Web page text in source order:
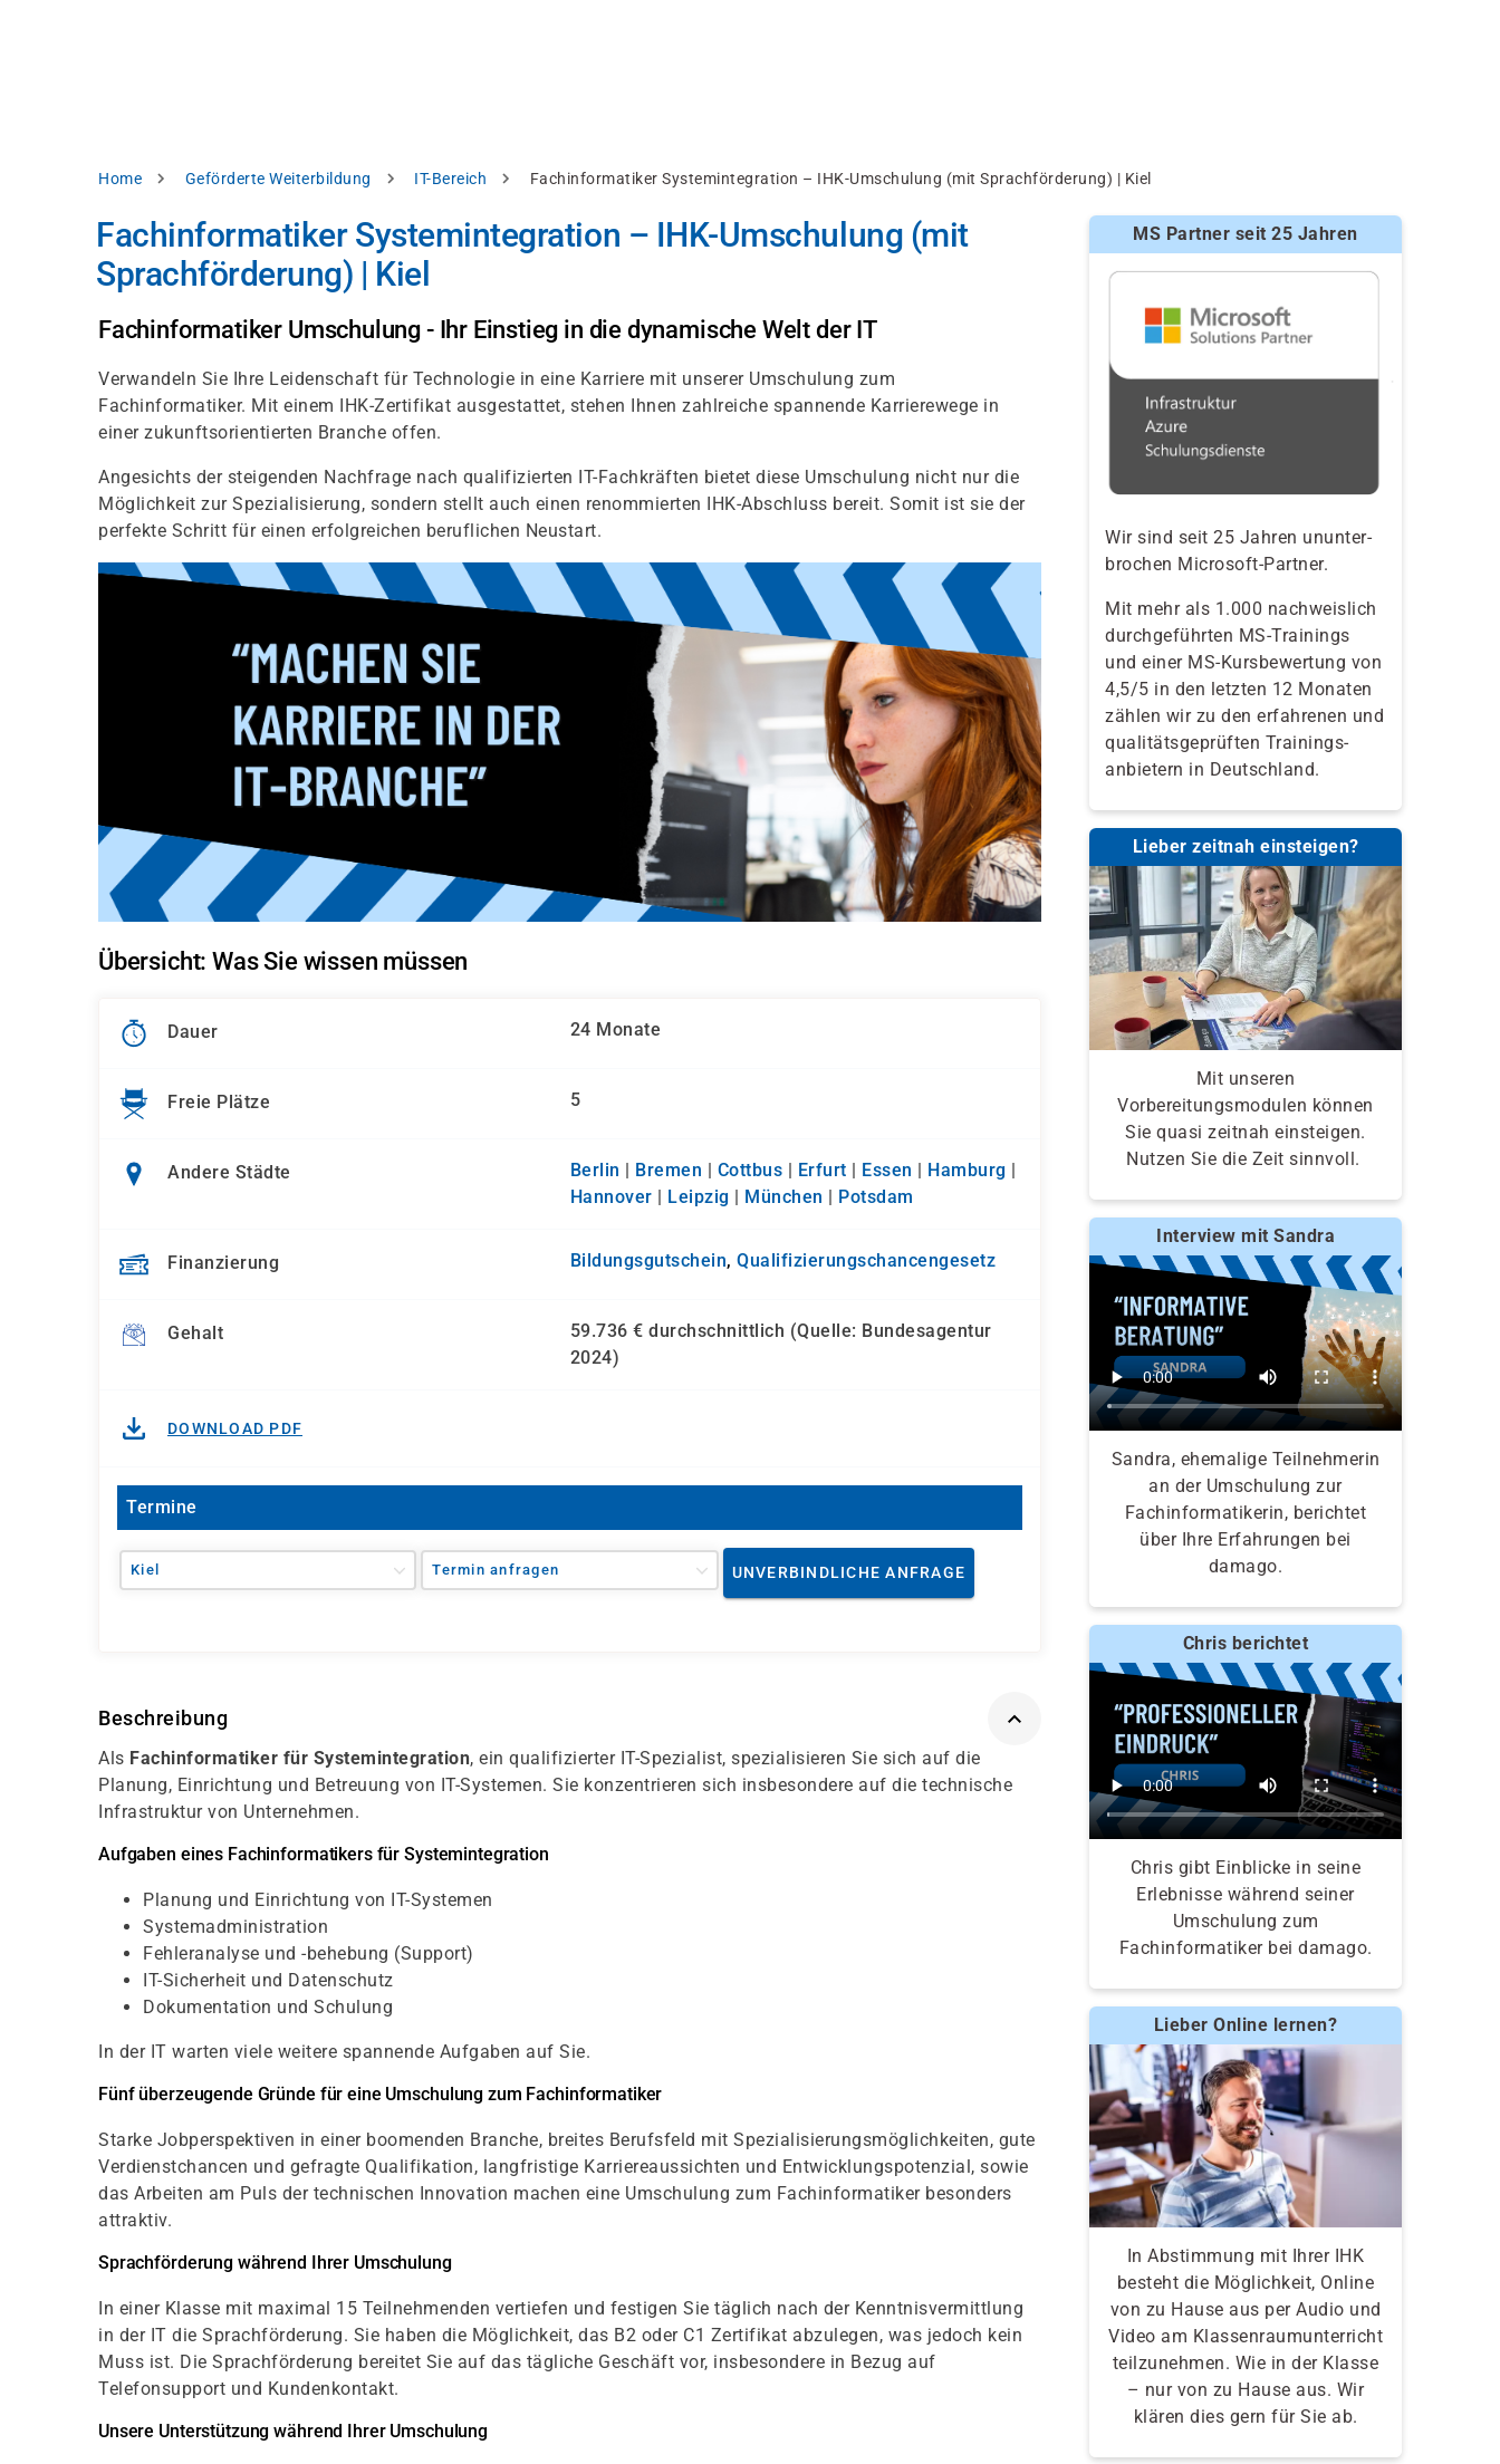
Pfadnavigation
Home Geförderte Weiterbildung IT-Bereich Fachinformatiker Systemintegration – IHK-Umschulung (mit Sprachförderung) | Kiel
Fachinformatiker Systemintegration – IHK-Umschulung (mit
Sprachförderung) | Kiel
Fachinformatiker Umschulung - Ihr Einstieg in die dynamische Welt der IT
Verwandeln Sie Ihre Leidenschaft für Technologie in eine Karriere mit unserer Umschulung zum
Fachinformatiker. Mit einem IHK-Zertifikat ausgestattet, stehen Ihnen zahlreiche spannende Karrierewege in
einer zukunftsorientierten Branche offen.
Angesichts der steigenden Nachfrage nach qualifizierten IT-Fachkräften bietet diese Umschulung nicht nur die
Möglichkeit zur Spezialisierung, sondern stellt auch einen renommierten IHK-Abschluss bereit. Somit ist sie der
perfekte Schritt für einen erfolgreichen beruflichen Neustart.
Übersicht: Was Sie wissen müssen
Dauer 24 Monate
Freie Plätze 5
Andere Städte Berlin | Bremen | Cottbus | Erfurt | Essen | Hamburg |
Hannover | Leipzig | München | Potsdam
Finanzierung Bildungsgutschein, Qualifizierungs­chancen­gesetz
Gehalt
59.736 € durchschnittlich (Quelle: Bundesagentur
2024)
DOWNLOAD PDF
Termine
Kiel Termin anfragen UNVERBINDLICHE ANFRAGE
Beschreibung
Als Fachinformatiker für Systemintegration, ein qualifizierter IT-Spezialist, spezialisieren Sie sich auf die
Planung, Einrichtung und Betreuung von IT-Systemen. Sie konzentrieren sich insbesondere auf die technische
Infrastruktur von Unternehmen.
Aufgaben eines Fachinformatikers für Systemintegration
Planung und Einrichtung von IT-Systemen
Systemadministration
Fehleranalyse und -behebung (Support)
IT-Sicherheit und Datenschutz
Dokumentation und Schulung
In der IT warten viele weitere spannende Aufgaben auf Sie.
Fünf überzeugende Gründe für eine Umschulung zum Fachinformatiker
Starke Jobperspektiven in einer boomenden Branche, breites Berufsfeld mit Spezialisierungsmöglichkeiten, gute
Verdienstchancen und gefragte Qualifikation, langfristige Karriereaussichten und Entwicklungspotenzial, sowie
das Arbeiten am Puls der technischen Innovation machen eine Umschulung zum Fachinformatiker besonders
attraktiv.
Sprachförderung während Ihrer Umschulung
In einer Klasse mit maximal 15 Teilnehmenden vertiefen und festigen Sie täglich nach der Kenntnisvermittlung
in der IT die Sprachförderung. Sie haben die Möglichkeit, das B2 oder C1 Zertifikat abzulegen, was jedoch kein
Muss ist. Die Sprachförderung bereitet Sie auf das tägliche Geschäft vor, insbesondere in Bezug auf
Telefonsupport und Kundenkontakt.
Unsere Unterstützung während Ihrer Umschulung
MS Partner seit 25 Jahren
Wir sind seit 25 Jahren ununter-
brochen Microsoft-Partner.
Mit mehr als 1.000 nachweislich
durchgeführten MS-Trainings
und einer MS-Kursbewertung von
4,5/5 in den letzten 12 Monaten
zählen wir zu den erfahrenen und
qualitäts­geprüften Trainings­
anbietern in Deutschland.
Lieber zeitnah einsteigen?
Mit unseren
Vorbereitungsmodulen können
Sie quasi zeitnah einsteigen.
Nutzen Sie die Zeit sinnvoll.
Interview mit Sandra
Sandra, ehemalige Teilnehmerin
an der Umschulung zur
Fachinformatikerin, berichtet
über Ihre Erfahrungen bei
damago.
Chris berichtet
Chris gibt Einblicke in seine
Erlebnisse während seiner
Umschulung zum
Fachinformatiker bei damago.
Lieber Online lernen?
In Abstimmung mit Ihrer IHK
besteht die Möglichkeit, Online
von zu Hause aus per Audio und
Video am Klassenraumunterricht
teilzunehmen. Wie in der Klasse
– nur von zu Hause aus. Wir
klären dies gern für Sie ab.
Einstellungen
Datenschutzhinweis